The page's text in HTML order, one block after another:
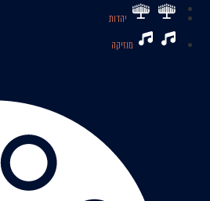
יהדות
מוזיקה